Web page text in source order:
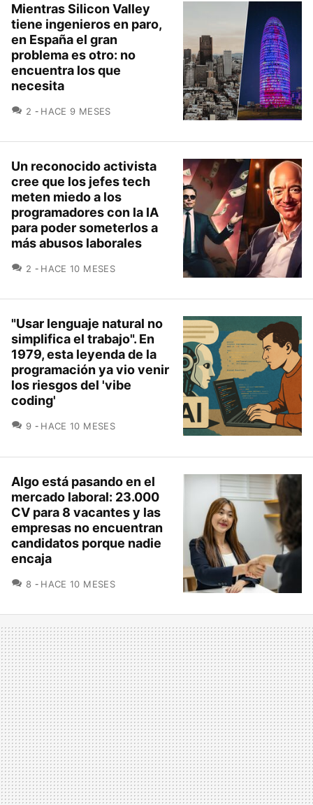
Mientras Silicon Valley
tiene ingenieros en paro,
en España el gran
problema es otro: no
encuentra los que
necesita
2 COMENTARIOS
HACE 9 MESES
Un reconocido activista
cree que los jefes tech
meten miedo a los
programadores con la IA
para poder someterlos a
más abusos laborales
2 COMENTARIOS
HACE 10 MESES
"Usar lenguaje natural no
simplifica el trabajo". En
1979, esta leyenda de la
programación ya vio venir
los riesgos del 'vibe
coding'
9 COMENTARIOS
HACE 10 MESES
Algo está pasando en el
mercado laboral: 23.000
CV para 8 vacantes y las
empresas no encuentran
candidatos porque nadie
encaja
8 COMENTARIOS
HACE 10 MESES